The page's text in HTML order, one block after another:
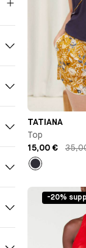
TATIANA
Top
15,00 €
Bleu
-20%